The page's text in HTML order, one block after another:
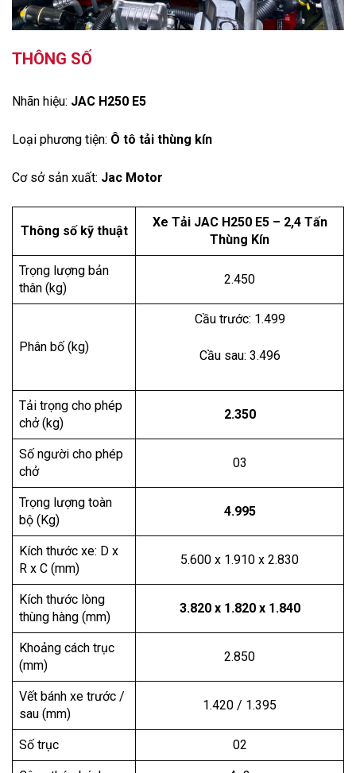
THÔNG SỐ
Nhãn hiệu: JAC H250 E5
Loại phương tiện: Ô tô tải thùng kín
Cơ sở sản xuất: Jac Motor
Thông số kỹ thuật
Xe Tải JAC H250 E5 – 2,4 Tấn
Thùng Kín
Trọng lượng bản
thân (kg)
2.450
Phân bố (kg)
Cầu trước: 1.499
Cầu sau: 3.496
Tải trọng cho phép
chở (kg)
2.350
Số người cho phép
chở
03
Trọng lượng toàn
bộ (Kg)
4.995
Kích thước xe: D x
R x C (mm)
5.600 x 1.910 x 2.830
Kích thước lòng
thùng hàng (mm)
3.820 x 1.820 x 1.840
Khoảng cách trục
(mm)
2.850
Vết bánh xe trước /
sau (mm)
1.420 / 1.395
Số trục 02